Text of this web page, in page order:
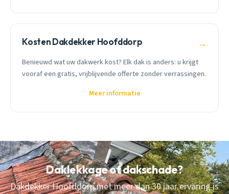
Kosten Dakdekker Hoofddorp →
Benieuwd wat uw dakwerk kost? Elk dak is anders: u krijgt
vooraf een gratis, vrijblijvende offerte zonder verrassingen.
Meer informatie
Daklekkage of dakschade?
Dakdekker Hoofddorp met meer dan 30 jaar ervaring is